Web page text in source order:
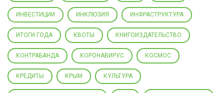
ИНВЕСТИЦИИ ИНКЛЮЗИЯ ИНФРАСТРУКТУРА
ИТОГИ ГОДА КВОТЫ КНИГОИЗДАТЕЛЬСТВО
КОНТРАБАНДА КОРОНАВИРУС КОСМОС
КРЕДИТЫ КРЫМ КУЛЬТУРА